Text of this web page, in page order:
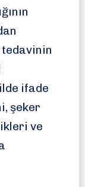
ifade
şeker
ve